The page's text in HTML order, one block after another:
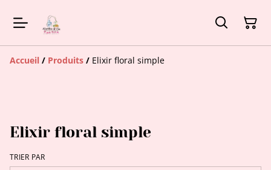
Accueil / Produits / Elixir floral simple
Elixir floral simple
TRIER PAR